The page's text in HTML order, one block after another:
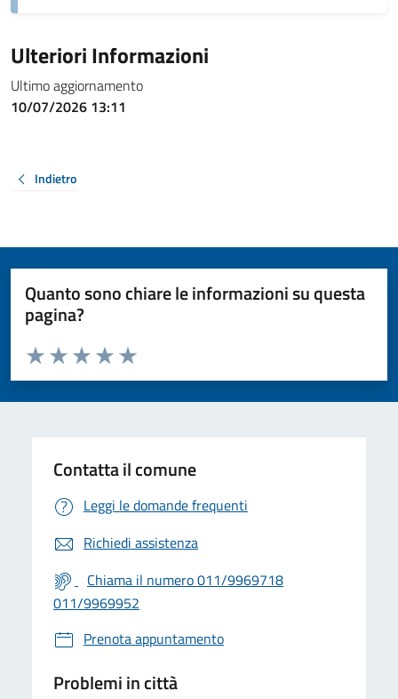
Ulteriori Informazioni
Ultimo aggiornamento
10/07/2026 13:11
Indietro
Quanto sono chiare le informazioni su questa
pagina?
Valuta da 1 a 5 stelle la pagina
Valuta 5 stelle su 5
Valuta 4 stelle su 5
Valuta 3 stelle su 5
Valuta 2 stelle su 5
Valuta 1 stelle su 5
Contatta il comune
Leggi le domande frequenti
Richiedi assistenza
Chiama il numero 011/9969718
011/9969952
Prenota appuntamento
Problemi in città